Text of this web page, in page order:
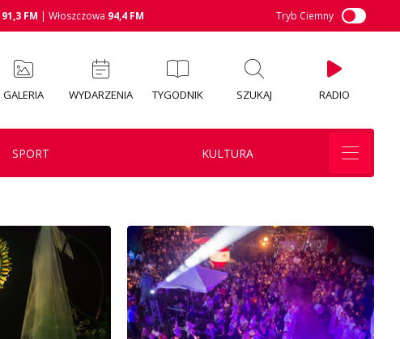
91,3 FM | Włoszczowa 94,4 FM Tryb Ciemny
GALERIA WYDARZENIA TYGODNIK SZUKAJ RADIO
SPORT KULTURA